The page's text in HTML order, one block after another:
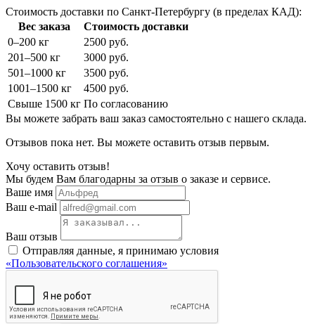
Стоимость доставки по Санкт-Петербургу (в пределах КАД):
Вес заказа
Стоимость доставки
0–200 кг
2500 руб.
201–500 кг
3000 руб.
501–1000 кг
3500 руб.
1001–1500 кг
4500 руб.
Свыше 1500 кг По согласованию
Вы можете забрать ваш заказ самостоятельно с нашего склада.
Отзывов пока нет. Вы можете оставить отзыв первым.
Хочу оставить отзыв!
Мы будем Вам благодарны за отзыв о заказе и сервисе.
Ваше имя
Ваш e-mail
Ваш отзыв
Отправляя данные, я принимаю условия
«Пользовательского соглашения»